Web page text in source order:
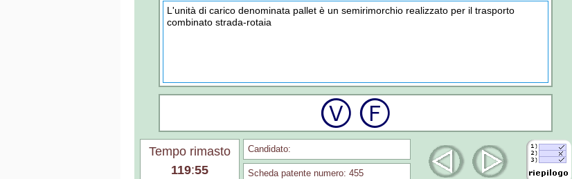
L'unità di carico denominata pallet è un semirimorchio realizzato per il trasporto
combinato strada-rotaia
Tempo rimasto
119:55
Candidato:
Scheda patente numero: 455